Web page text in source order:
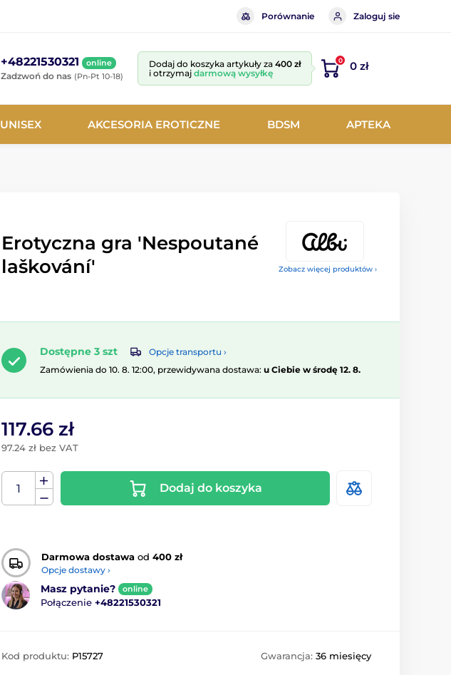
Porównanie Zaloguj sie
+48221530321 online
Zadzwoń do nas (Pn-Pt 10-18)
Dodaj do koszyka artykuły za 400 zł
i otrzymaj darmową wysyłkę
0 0 zł
UNISEX AKCESORIA EROTICZNE BDSM APTEKA
Zobacz więcej produktów ›
Erotyczna gra 'Nespoutané
laškování'
Dostępne 3 szt
Opcje transportu ›
Zamówienia do 10. 8. 12:00, przewidywana dostawa: u Ciebie w środę 12. 8.
117.66 zł
97.24 zł bez VAT
Dodaj do koszyka
Darmowa dostawa od 400 zł
Opcje dostawy ›
Masz pytanie? online
Połączenie +48221530321
Kod produktu: P15727 Gwarancja: 36 miesięcy